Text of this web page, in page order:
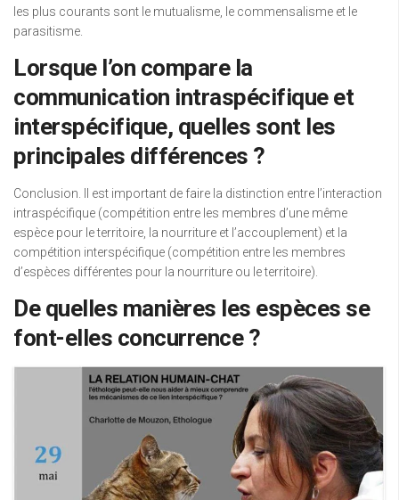
les plus courants sont le mutualisme, le commensalisme et le
parasitisme.
Lorsque l’on compare la
communication intraspécifique et
interspécifique, quelles sont les
principales différences ?
Conclusion. Il est important de faire la distinction entre l’interaction
intraspécifique (compétition entre les membres d’une même
espèce pour le territoire, la nourriture et l’accouplement) et la
compétition interspécifique (compétition entre les membres
d’espèces différentes pour la nourriture ou le territoire).
De quelles manières les espèces se
font-elles concurrence ?